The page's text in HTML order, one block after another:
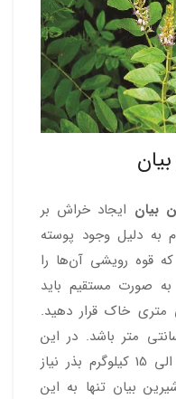
بیان ایجاد خراش بر
به دلیل وجود پوسته
قوه رویشی آن‌ها را
صورت مستقیم باید
عمق 2 الی 3 سانتی متری خاک قرار دهید.
هر ردیف کشت باید 60 سانتی متر باشد. در این
روش برای هر هکتار زمین به 12 الی 15 کیلوگرم بذر نیاز
بیان تنها به این